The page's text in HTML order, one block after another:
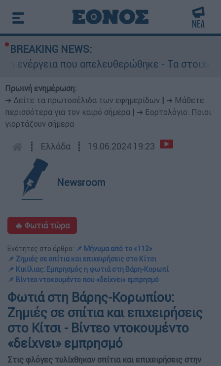
BREAKING NEWS:
που απελευθερώθηκε - Τα στοιχεία σοκ
Πρωινή ενημέρωση:
➔ Δείτε τα πρωτοσέλιδα των εφημερίδων
➔ Μάθετε
περισσότερα για τον καιρό σήμερα
➔ Εορτολόγιο: Ποιοι
γιορτάζουν σήμερα
┋ Ελλάδα ┋ 19.06.2024 19:23
Newsroom
🔥 Φωτιά τώρα
Ενότητες στο άρθρο: 📌 Μήνυμα από το «112»
📌 Ζημιές σε σπίτια και επιχειρήσεις στο Κίτσι
📌 Κικίλιας: Εμπρησμός η φωτιά στη Βάρη-Κορωπί
📌 Βίντεο ντοκουμέντο που «δείχνει» εμπρησμό
Φωτιά στη Βάρης-Κορωπίου:
Ζημιές σε σπίτια και επιχειρήσεις
στο Κίτσι - Βίντεο ντοκουμέντο
«δείχνει» εμπρησμό
Στις φλόγες τυλίχθηκαν σπίτια και επιχειρήσεις στην